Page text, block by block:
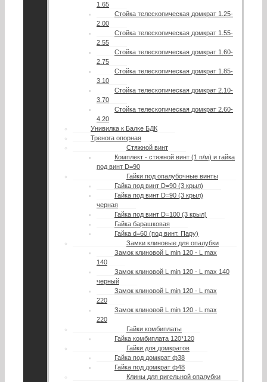
1.65
Стойка телескопическая домкрат 1.25-
2.00
Стойка телескопическая домкрат 1.55-
2.55
Стойка телескопическая домкрат 1.60-
2.75
Стойка телескопическая домкрат 1.85-
3.10
Стойка телескопическая домкрат 2.10-
3.70
Стойка телескопическая домкрат 2.60-
4.20
Унивилка к Балке БДК
Тренога опорная
Стяжной винт
Комплект - стяжной винт (1 п/м) и гайка
под винт D=90
Гайки под опалубочные винты
Гайка под винт D=90 (3 крыл)
Гайка под винт D=90 (3 крыл)
черная
Гайка под винт D=100 (3 крыл)
Гайка барашковая
Гайка d=60 (под винт. Пару)
Замки клиновые для опалубки
Замок клиновой L min 120 - L max
140
Замок клиновой L min 120 - L max 140
черный
Замок клиновой L min 120 - L max
220
Замок клиновой L min 120 - L max
220
Гайки комбиплаты
Гайка комбиплата 120*120
Гайки для домкратов
Гайка под домкрат ф38
Гайка под домкрат ф48
Клины для ригельной опалубки